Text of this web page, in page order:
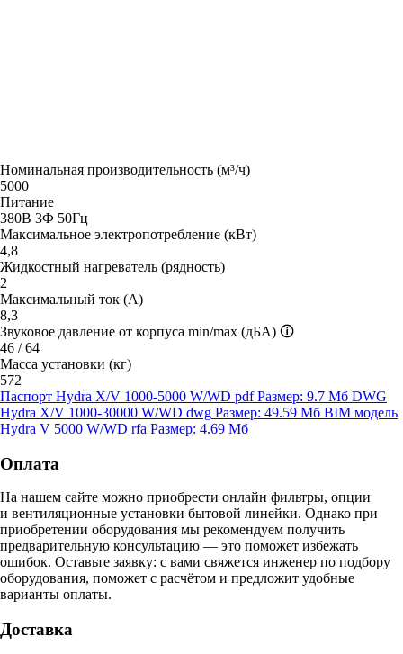
Номинальная производительность (м³/ч)
5000
Питание
380В 3Ф 50Гц
Максимальное электропотребление (кВт)
4,8
Жидкостный нагреватель (рядность)
2
Максимальный ток (А)
8,3
Звуковое давление от корпуса min/max (дБА) 🛈
46 / 64
Масса установки (кг)
572
Паспорт Hydra X/V 1000-5000 W/WD pdf Размер: 9.7 Мб DWG
Hydra X/V 1000-30000 W/WD dwg Размер: 49.59 Мб BIM модель
Hydra V 5000 W/WD rfa Размер: 4.69 Мб
Оплата
На нашем сайте можно приобрести онлайн фильтры, опции
и вентиляционные установки бытовой линейки. Однако при
приобретении оборудования мы рекомендуем получить
предварительную консультацию — это поможет избежать
ошибок. Оставьте заявку: с вами свяжется инженер по подбору
оборудования, поможет с расчётом и предложит удобные
варианты оплаты.
Доставка